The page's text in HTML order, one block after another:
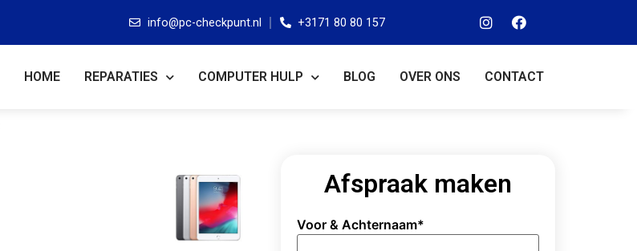
info@pc-checkpunt.nl +3171 80 80 157
HOME REPARATIES COMPUTER HULP BLOG OVER ONS CONTACT
Afspraak maken
Voor & Achternaam*